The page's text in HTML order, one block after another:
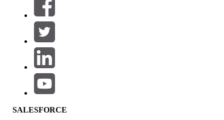
Filter (0)
VÄLJ FILTER
Produktområde
Funktionspåverkan
SALESFORCE